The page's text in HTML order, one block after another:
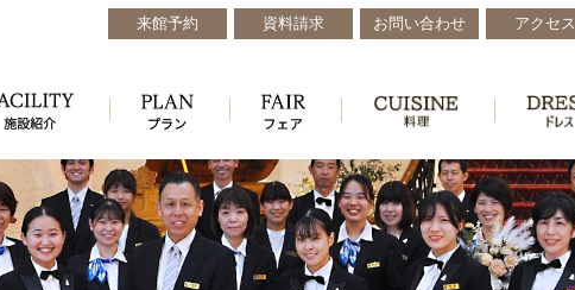
来館予約 資料請求 お問い合わせ アクセス